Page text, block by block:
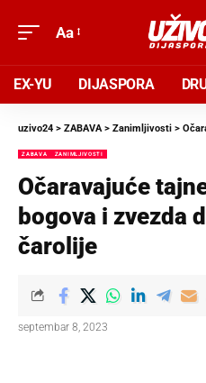
Aa
EX-YU DIJASPORA
uzivo24 > ZABAVA> Zanimljivosti >
ZABAVA ZANIMLJIVOSTI
Očaravajuće
bogova i zvezda
čarolije
septembar 8, 2023